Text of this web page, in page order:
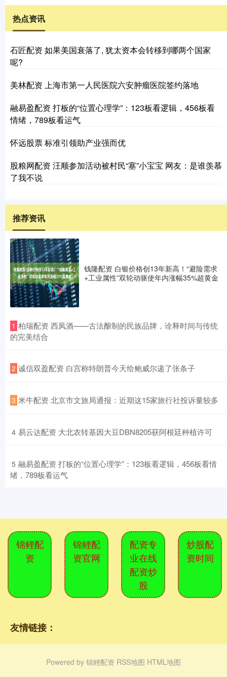
热点资讯
石匠配资 如果美国衰落了, 犹太资本会转移到哪两个国家
呢?
美林配资 上海市第一人民医院六安肿瘤医院签约落地
融易盈配资 打板的“位置心理学”：123板看逻辑，456板看
情绪，789板看运气
怀远股票 标准引领助产业强而优
股粮网配资 汪顺参加活动被村民“塞”小宝宝 网友：是谁羡慕
了我不说
推荐资讯
钱隆配资 白银价格创13年新高！“避险需求
+工业属性”双轮动驱使年内涨幅35%超黄金
1 ​柏瑞配资 西凤酒——古法酿制的民族品牌，诠释时间与传统
的完美结合
2 ​诚信双盈配资 白宫称特朗普今天给鲍威尔递了张条子
3 ​米牛配资 北京市文旅局通报：近期这15家旅行社投诉量较多
4 ​易云达配资 大北农转基因大豆DBN8205获阿根廷种植许可
5 ​融易盈配资 打板的“位置心理学”：123板看逻辑，456板看情
绪，789板看运气
锦鲤配
资
锦鲤配
资官网
配资专
业在线
配资炒
股
炒股配
资时间
友情链接：
Powered by 锦鲤配资 RSS地图 HTML地图